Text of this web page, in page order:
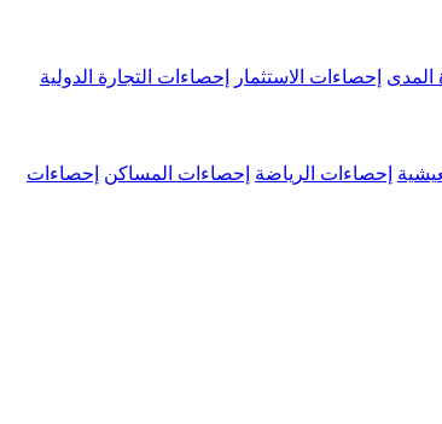
المدى إحصاءات الاستثمار إحصاءات التجارة الدولية
إحصاءات الرياضة إحصاءات المساكن إحصاءات